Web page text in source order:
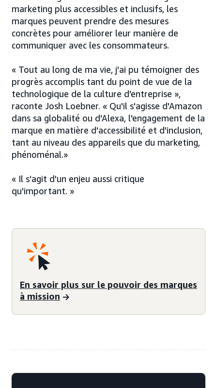
marketing plus accessibles et inclusifs, les
marques peuvent prendre des mesures
concrètes pour améliorer leur manière de
communiquer avec les consommateurs.
« Tout au long de ma vie, j'ai pu témoigner des
progrès accomplis tant du point de vue de la
technologique de la culture d'entreprise »,
raconte Josh Loebner. « Qu'il s'agisse d'Amazon
dans sa globalité ou d'Alexa, l'engagement de la
marque en matière d'accessibilité et d'inclusion,
tant au niveau des appareils que du marketing,
phénoménal.»
« Il s'agit d'un enjeu aussi critique
qu'important. »
En savoir plus sur le pouvoir des marques
à mission